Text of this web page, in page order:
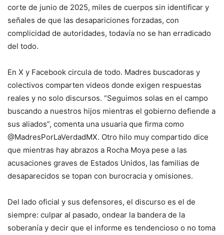
corte de junio de 2025, miles de cuerpos sin identificar y
señales de que las desapariciones forzadas, con
complicidad de autoridades, todavía no se han erradicado
del todo.
En X y Facebook circula de todo. Madres buscadoras y
colectivos comparten videos donde exigen respuestas
reales y no solo discursos. “Seguimos solas en el campo
buscando a nuestros hijos mientras el gobierno defiende a
sus aliados”, comenta una usuaria que firma como
@MadresPorLaVerdadMX. Otro hilo muy compartido dice
que mientras hay abrazos a Rocha Moya pese a las
acusaciones graves de Estados Unidos, las familias de
desaparecidos se topan con burocracia y omisiones.
Del lado oficial y sus defensores, el discurso es el de
siempre: culpar al pasado, ondear la bandera de la
soberanía y decir que el informe es tendencioso o no toma